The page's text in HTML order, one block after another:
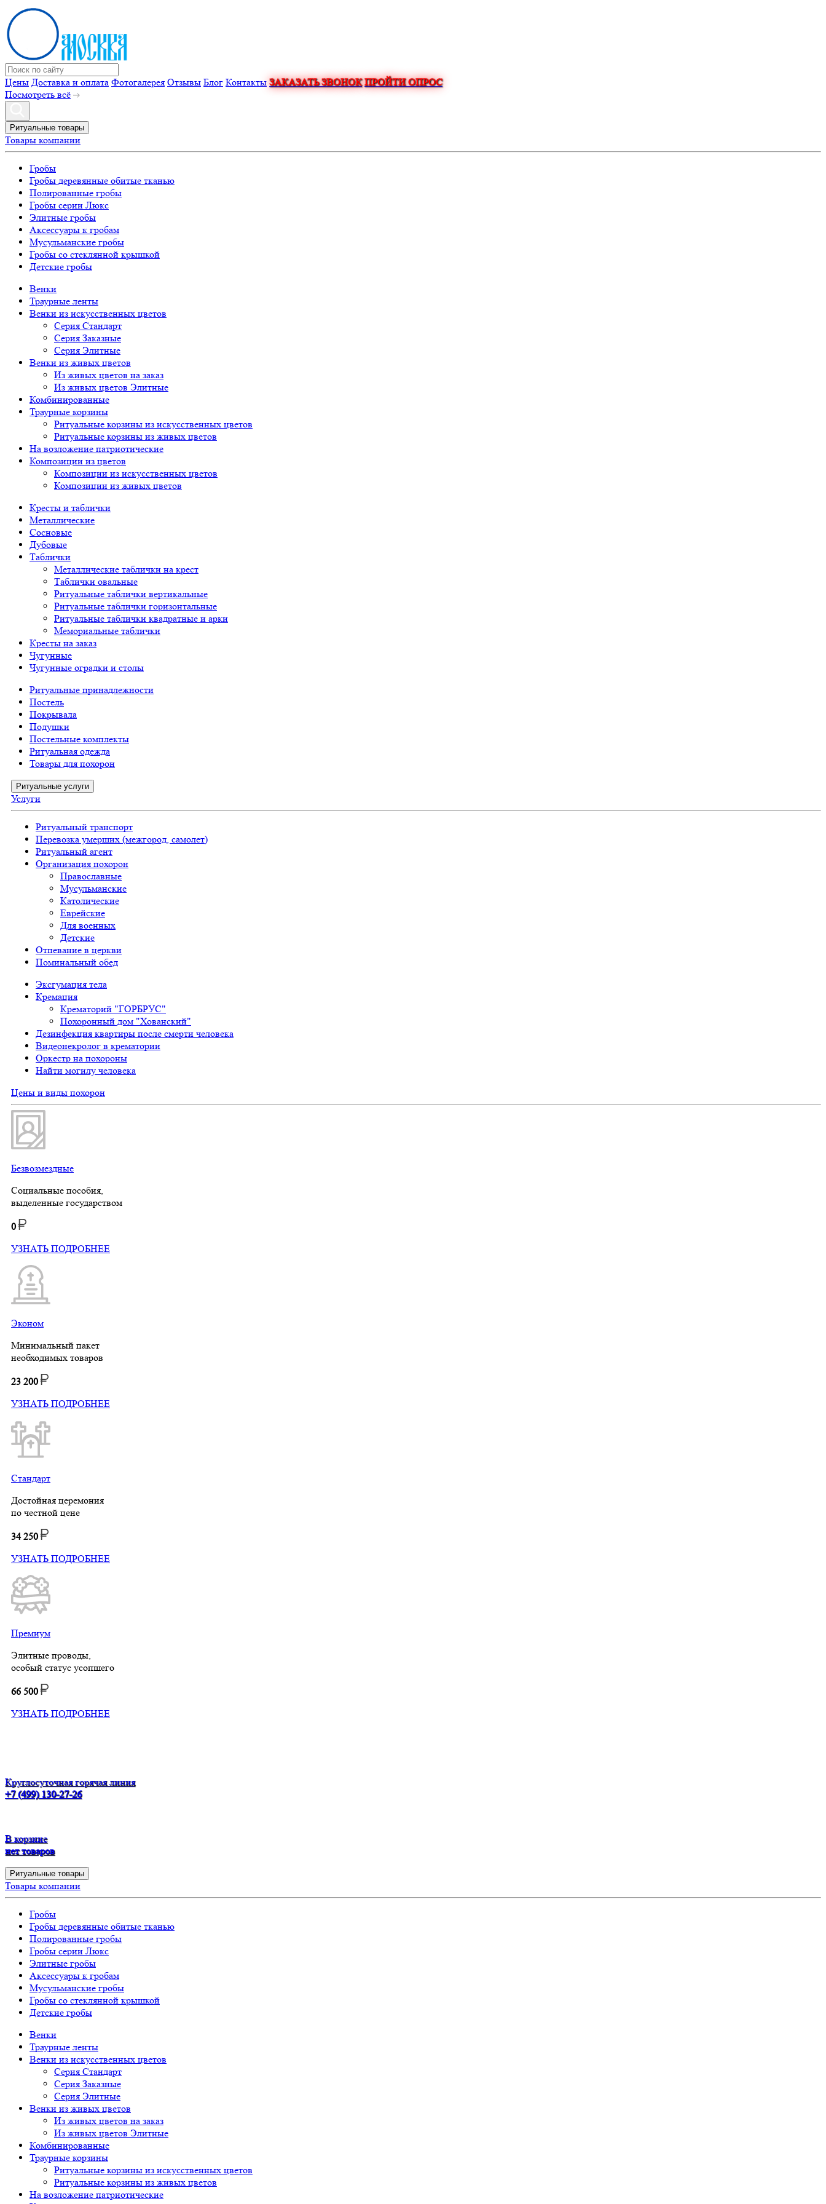
Цены Доставка и оплата Фотогалерея Отзывы Блог Контакты ЗАКАЗАТЬ ЗВОНОК ПРОЙТИ ОПРОС
Посмотреть всё
Ритуальные товары
Товары компании
Гробы
Гробы деревянные обитые тканью
Полированные гробы
Гробы серии Люкс
Элитные гробы
Аксессуары к гробам
Мусульманские гробы
Гробы со стеклянной крышкой
Детские гробы
Венки
Траурные ленты
Венки из искусственных цветов
Серия Стандарт
Серия Заказные
Серия Элитные
Венки из живых цветов
Из живых цветов на заказ
Из живых цветов Элитные
Комбинированные
Траурные корзины
Ритуальные корзины из искусственных цветов
Ритуальные корзины из живых цветов
На возложение патриотические
Композиции из цветов
Композиции из искусственных цветов
Композиции из живых цветов
Кресты и таблички
Металлические
Сосновые
Дубовые
Таблички
Металлические таблички на крест
Таблички овальные
Ритуальные таблички вертикальные
Ритуальные таблички горизонтальные
Ритуальные таблички квадратные и арки
Мемориальные таблички
Кресты на заказ
Чугунные
Чугунные оградки и столы
Ритуальные принадлежности
Постель
Покрывала
Подушки
Постельные комплекты
Ритуальная одежда
Товары для похорон
Ритуальные услуги
Услуги
Ритуальный транспорт
Перевозка умерших (межгород, самолет)
Ритуальный агент
Организация похорон
Православные
Мусульманские
Католические
Еврейские
Для военных
Детские
Отпевание в церкви
Поминальный обед
Эксгумация тела
Кремация
Крематорий "ГОРБРУС"
Похоронный дом "Хованский"
Дезинфекция квартиры после смерти человека
Видеонекролог в крематории
Оркестр на похороны
Найти могилу человека
Цены и виды похорон
Безвозмездные
Социальные пособия,
выделенные государством
0
УЗНАТЬ ПОДРОБНЕЕ
Эконом
Минимальный пакет
необходимых товаров
23 200
УЗНАТЬ ПОДРОБНЕЕ
Стандарт
Достойная церемония
по честной цене
34 250
УЗНАТЬ ПОДРОБНЕЕ
Премиум
Элитные проводы,
особый статус усопшего
66 500
УЗНАТЬ ПОДРОБНЕЕ
Круглосуточная горячая линия
+7 (499) 130-27-26
В корзине
нет товаров
Ритуальные товары
Товары компании
Гробы
Гробы деревянные обитые тканью
Полированные гробы
Гробы серии Люкс
Элитные гробы
Аксессуары к гробам
Мусульманские гробы
Гробы со стеклянной крышкой
Детские гробы
Венки
Траурные ленты
Венки из искусственных цветов
Серия Стандарт
Серия Заказные
Серия Элитные
Венки из живых цветов
Из живых цветов на заказ
Из живых цветов Элитные
Комбинированные
Траурные корзины
Ритуальные корзины из искусственных цветов
Ритуальные корзины из живых цветов
На возложение патриотические